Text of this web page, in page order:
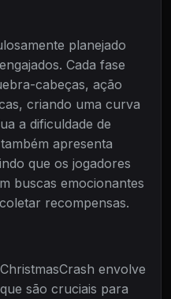
planejado
Cada fase
cabeças, ação
criando uma curva
a dificuldade de
apresenta
que os jogadores
buscas emocionantes
recompensas.
envolve
são cruciais para